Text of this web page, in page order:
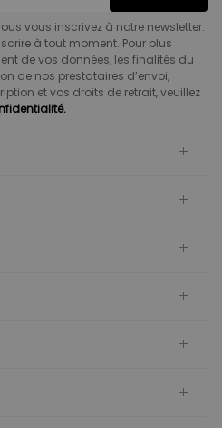
vous inscrivez à notre newsletter.
à tout moment. Pour plus
de vos données, les finalités du
de nos prestataires d’envoi,
et vos droits de retrait, veuillez